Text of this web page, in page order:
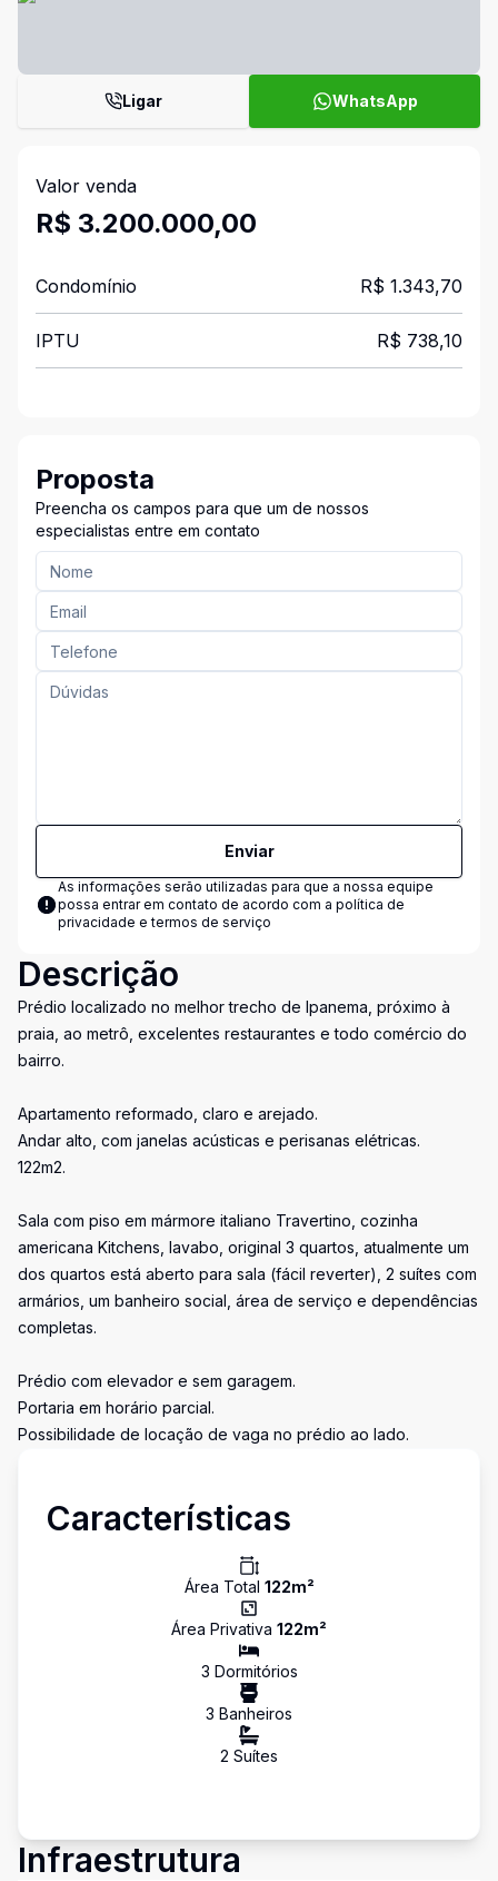
Ligar WhatsApp
Valor venda
R$ 3.200.000,00
Condomínio R$ 1.343,70
IPTU R$ 738,10
Proposta
Preencha os campos para que um de nossos
especialistas entre em contato
Enviar
As informações serão utilizadas para que a nossa equipe
possa entrar em contato de acordo com a política de
privacidade e termos de serviço
Descrição
Prédio localizado no melhor trecho de Ipanema, próximo à
praia, ao metrô, excelentes restaurantes e todo comércio do
bairro.
Apartamento reformado, claro e arejado.
Andar alto, com janelas acústicas e perisanas elétricas.
122m2.
Sala com piso em mármore italiano Travertino, cozinha
americana Kitchens, lavabo, original 3 quartos, atualmente um
dos quartos está aberto para sala (fácil reverter), 2 suítes com
armários, um banheiro social, área de serviço e dependências
completas.
Prédio com elevador e sem garagem.
Portaria em horário parcial.
Possibilidade de locação de vaga no prédio ao lado.
Características
Área Total 122m²
Área Privativa 122m²
3 Dormitórios
3 Banheiros
2 Suítes
Infraestrutura